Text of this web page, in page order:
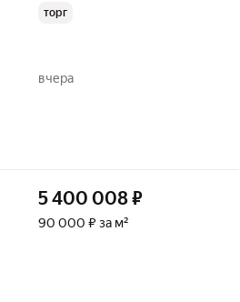
торг
вчера
5 400 008₽
90 000 ₽ за м²